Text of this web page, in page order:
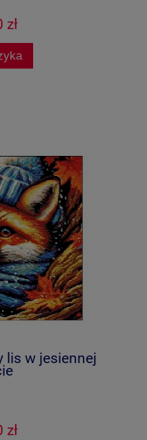
zł
lis w jesiennej
zł